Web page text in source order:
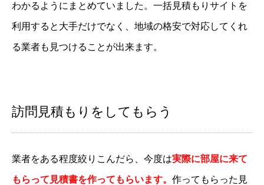
わかるようにまとめていました。一括見積もりサイトを
利用すると大手だけでなく、地域の格安で対応してくれ
る業者も見つけることが出来ます。
訪問見積もりをしてもらう
業者をある程度絞りこんだら、今度は実際に部屋に来て
もらって見積書を作ってもらいます。 作ってもらった見